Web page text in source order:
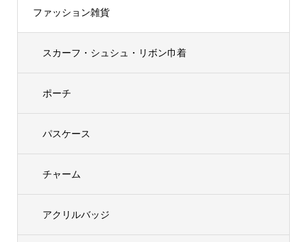
ファッション雑貨
スカーフ・シュシュ・リボン巾着
ポーチ
パスケース
チャーム
アクリルバッジ